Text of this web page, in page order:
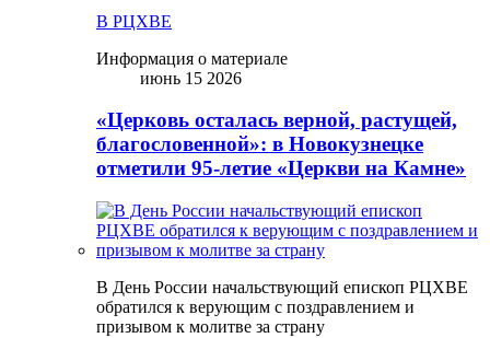
В РЦХВЕ
Информация о материале
июнь 15 2026
«Церковь осталась верной, растущей,
благословенной»: в Новокузнецке
отметили 95-летие «Церкви на Камне»
В День России начальствующий епископ РЦХВЕ
обратился к верующим с поздравлением и
призывом к молитве за страну